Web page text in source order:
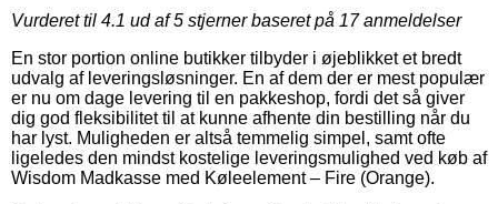
Vurderet til 4.1 ud af 5 stjerner baseret på 17anmeldelser
En stor portion online butikker tilbyder i øjeblikket et bredt
udvalg af leveringsløsninger. En af dem der er mest populær
er nu om dage levering til en pakkeshop, fordi det så giver
dig god fleksibilitet til at kunne afhente din bestilling når du
har lyst. Muligheden er altså temmelig simpel, samt ofte
ligeledes den mindst kostelige leveringsmulighed ved køb af
Wisdom Madkasse med Køleelement – Fire (Orange).